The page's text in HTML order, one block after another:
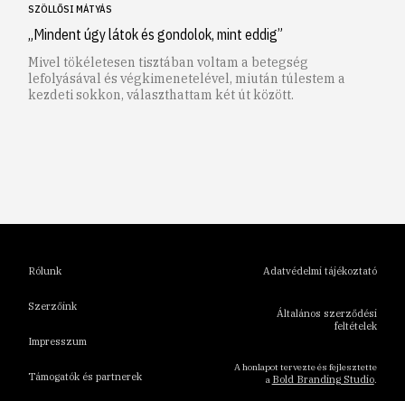
SZÖLLŐSI MÁTYÁS
„Mindent úgy látok és gondolok, mint eddig”
Mivel tökéletesen tisztában voltam a betegség
lefolyásával és végkimenetelével, miután túlestem a
kezdeti sokkon, választhattam két út között.
Rólunk
Szerzőink
Impresszum
Támogatók és partnerek
Adatvédelmi tájékoztató
Általános szerződési
feltételek
A honlapot tervezte és fejlesztette
a Bold Branding Studio.